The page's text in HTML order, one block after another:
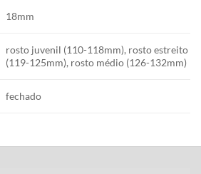
18mm
rosto juvenil (110-118mm), rosto estreito
(119-125mm), rosto médio (126-132mm)
fechado